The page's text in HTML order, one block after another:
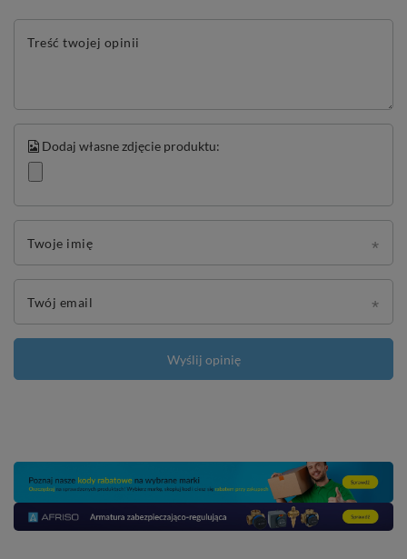
Treść twojej opinii
Dodaj własne zdjęcie produktu:
Twoje imię
Twój email
Wyślij opinię